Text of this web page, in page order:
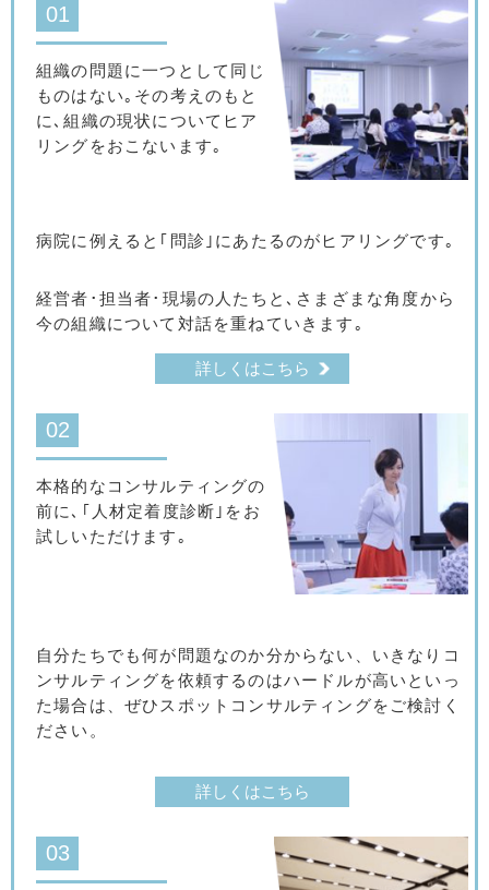
01
組織の問題に一つとして同じ
ものはない｡ その考えのもと
に､組織の現状についてヒア
リングをおこないます｡
病院に例えると｢問診｣にあたるのがヒアリングです｡
経営者･担当者･現場の人たちと､ さまざまな角度から
今の組織について対話を重ねていきます｡
詳しくはこちら
02
本格的なコンサルティングの
前に､｢人材定着度診断｣をお
試しいただけます｡
自分たちでも何が問題なのか分からない、いきなりコ
ンサルティングを依頼するのはハードルが高いといっ
た場合は、ぜひスポットコンサルティングをご検討く
ださい。
詳しくはこちら
03